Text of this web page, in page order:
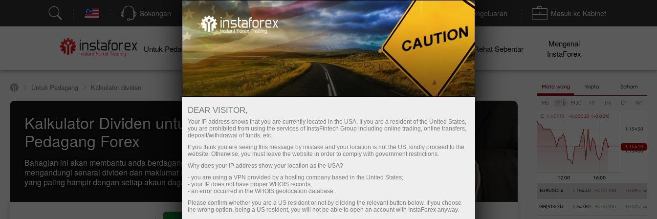
Sokongan Pembukaan akaun segera Platform dagangan Deposit/Pengeluaran Masuk ke Kabinet
Untuk Pedagang
Untuk Pedagang
Baru
Untuk Pelabur
Untuk Rakan
Niaga
Kempen Rehat Sebentar
Mengenai
InstaForex
Untuk Pedagang Kalkulator dividen
Kalkulator Dividen untuk
Pedagang Forex
Bahagian ini akan membantu anda berdagang CFD. Laman ini
mengandungi senarai dividen dan maklumat mengenai tarikh gaji
yang paling hampir dengan setiap akaun dagangan NYSE.
Mata wang Kripto Saham
M5 M15 M30 H1 H4 D1 W1
C 1 . 1 54 1 0 -0 .000 20 ( -0 .0 2%
EURUSD.fx 1.15430 -0.00100 -0.09%
GBPUSD.fx 1.34780 +0.00100 +0.07%
DEAR VISITOR,
Your IP address shows that you are currently located in the USA. If you are a resident of the United States,
you are prohibited from using the services of InstaFintech Group including online trading, online transfers,
deposit/withdrawal of funds, etc.
If you think you are seeing this message by mistake and your location is not the US, kindly proceed to the
website. Otherwise, you must leave the website in order to comply with government restrictions.
Why does your IP address show your location as the USA?
- you are using a VPN provided by a hosting company based in the United States;
- your IP does not have proper WHOIS records;
- an error occurred in the WHOIS geolocation database.
Please confirm whether you are a US resident or not by clicking the relevant button below. If you choose
the wrong option, being a US resident, you will not be able to open an account with InstaForex anyway.